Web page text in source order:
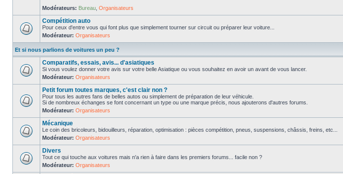
Modérateurs: Bureau Organisateurs
Compétition auto
Pour ceux d'entre vous qui font plus que simplement tourner sur circuit ou préparer leur voiture...
Modérateur: Organisateurs
Et si nous parlions de voitures un peu ?
Comparatifs, essais, avis... d'asiatiques
Si vous voulez donner votre avis sur votre belle Asiatique ou vous souhaitez en avoir un avant de vous lancer.
Modérateur: Organisateurs
Petit forum toutes marques, c'est clair non ?
Pour tous les autres fans de belles autos ou simplement de préparation de leur véhicule.
Si de nombreux échanges se font concernant un type ou une marque précis, nous ajouterons d'autres forums.
Modérateur: Organisateurs
Mécanique
Le coin des bricoleurs, bidouilleurs, réparation, optimisation : pièces compétition, pneus, suspensions, châssis, freins, etc...
Modérateur: Organisateurs
Divers
Tout ce qui touche aux voitures mais n'a rien à faire dans les premiers forums... facile non ?
Modérateur: Organisateurs